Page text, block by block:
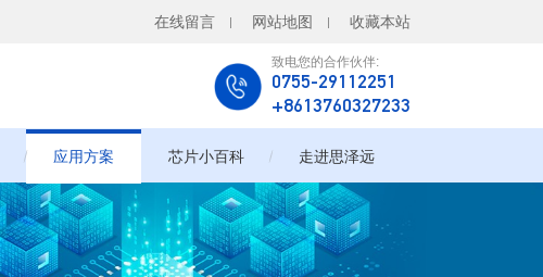
在线留言 网站地图 收藏本站
致电您的合作伙伴:
0755-29112251
+8613760327233
应用方案 芯片小百科 走进思泽远